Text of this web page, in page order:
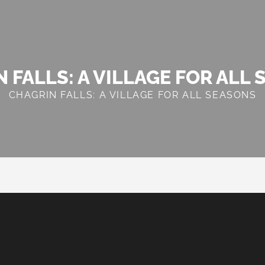
FALLS: A VILLAGE FOR ALL
CHAGRIN FALLS: A VILLAGE FOR ALL SEASONS